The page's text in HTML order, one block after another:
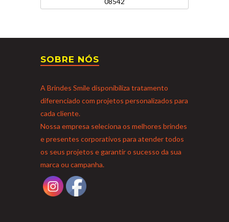
SOBRE NÓS
A Brindes Smile disponibiliza tratamento
diferenciado com projetos personalizados para
cada cliente.
Nossa empresa seleciona os melhores brindes
e presentes corporativos para atender todos
os seus projetos e garantir o sucesso da sua
marca ou campanha.